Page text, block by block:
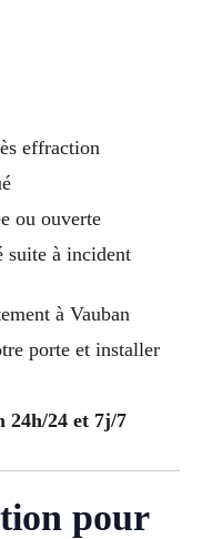
effraction
ou ouverte
suite à incident
à Vauban
porte et installer
24h/24 et 7j/7
pour